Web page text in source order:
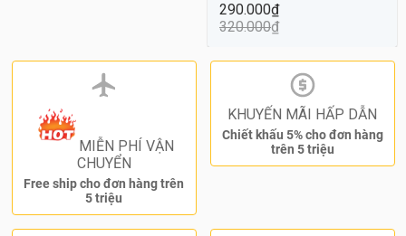
290.000₫
320.000₫
MIỄN PHÍ VẬN
CHUYỂN
Free ship cho đơn hàng trên
5 triệu
KHUYẾN MÃI HẤP DẪN
Chiết khấu 5% cho đơn hàng
trên 5 triệu